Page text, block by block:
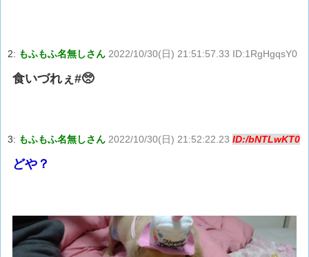
2: もふもふ名無しさん 2022/10/30(日) 21:51:57.33 ID:1RgHgqsY0
食いづれぇ#🥺
3: もふもふ名無しさん 2022/10/30(日) 21:52:22.23 ID:/bNTLwKT0
どや？